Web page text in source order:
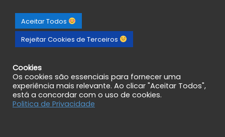
Aceitar Todos
Rejeitar Cookies de Terceiros
Cookies
Os cookies são essenciais para fornecer uma
experiência mais relevante. Ao clicar "Aceitar Todos",
está a concordar com o uso de cookies.
Politica de Privacidade